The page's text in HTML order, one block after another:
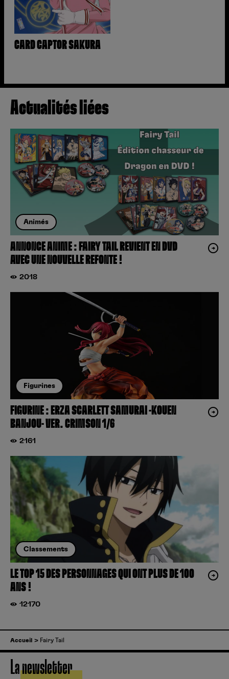
CARD CAPTOR SAKURA
Actualités liées
Animés
ANNONCE ANIME : FAIRY TAIL REVIENT EN DVD
AVEC UNE NOUVELLE REFONTE !
2018
Figurines
FIGURINE : ERZA SCARLETT SAMURAI -KOUEN
BANJOU- VER. CRIMSON 1/6
2161
Classements
LE TOP 15 DES PERSONNAGES QUI ONT PLUS DE 100
ANS !
12170
Accueil Fairy Tail
La newsletter